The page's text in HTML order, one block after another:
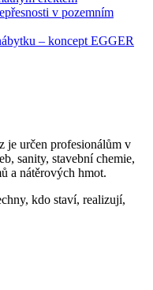
v pozemním
– koncept EGGER
je určen profesionálům v
sanity, stavební chemie,
a nátěrových hmot.
kdo staví, realizují,